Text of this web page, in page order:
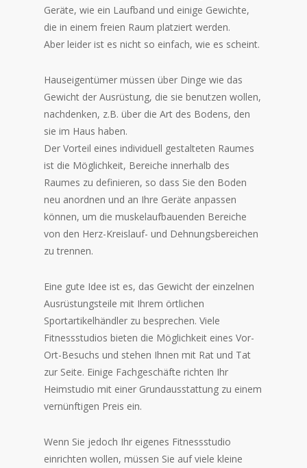
Geräte, wie ein Laufband und einige Gewichte,
die in einem freien Raum platziert werden.
Aber leider ist es nicht so einfach, wie es scheint.
Hauseigentümer müssen über Dinge wie das
Gewicht der Ausrüstung, die sie benutzen wollen,
nachdenken, z.B. über die Art des Bodens, den
sie im Haus haben.
Der Vorteil eines individuell gestalteten Raumes
ist die Möglichkeit, Bereiche innerhalb des
Raumes zu definieren, so dass Sie den Boden
neu anordnen und an Ihre Geräte anpassen
können, um die muskelaufbauenden Bereiche
von den Herz-Kreislauf- und Dehnungsbereichen
zu trennen.
Eine gute Idee ist es, das Gewicht der einzelnen
Ausrüstungsteile mit Ihrem örtlichen
Sportartikelhändler zu besprechen. Viele
Fitnessstudios bieten die Möglichkeit eines Vor-
Ort-Besuchs und stehen Ihnen mit Rat und Tat
zur Seite. Einige Fachgeschäfte richten Ihr
Heimstudio mit einer Grundausstattung zu einem
vernünftigen Preis ein.
Wenn Sie jedoch Ihr eigenes Fitnessstudio
einrichten wollen, müssen Sie auf viele kleine